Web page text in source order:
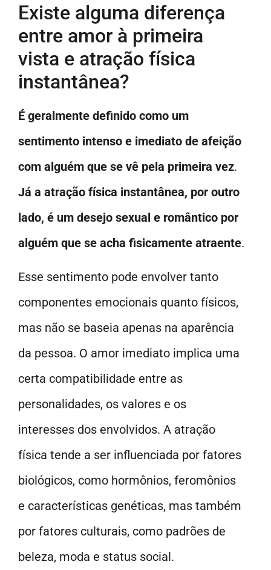
Existe alguma diferença
entre amor à primeira
vista e atração física
instantânea?
É geralmente definido como um
sentimento intenso e imediato de afeição
com alguém que se vê pela primeira vez.
Já a atração física instantânea, por outro
lado, é um desejo sexual e romântico por
alguém que se acha fisicamente atraente.
Esse sentimento pode envolver tanto
componentes emocionais quanto físicos,
mas não se baseia apenas na aparência
da pessoa. O amor imediato implica uma
certa compatibilidade entre as
personalidades, os valores e os
interesses dos envolvidos. A atração
física tende a ser influenciada por fatores
biológicos, como hormônios, feromônios
e características genéticas, mas também
por fatores culturais, como padrões de
beleza, moda e status social.